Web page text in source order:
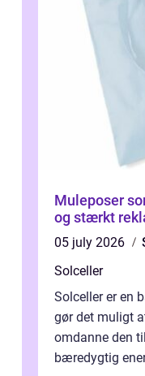
Muleposer
og stærkt
05 july 2026
Solceller
Solceller er en
gør det muligt
omdanne den
bæredygtig